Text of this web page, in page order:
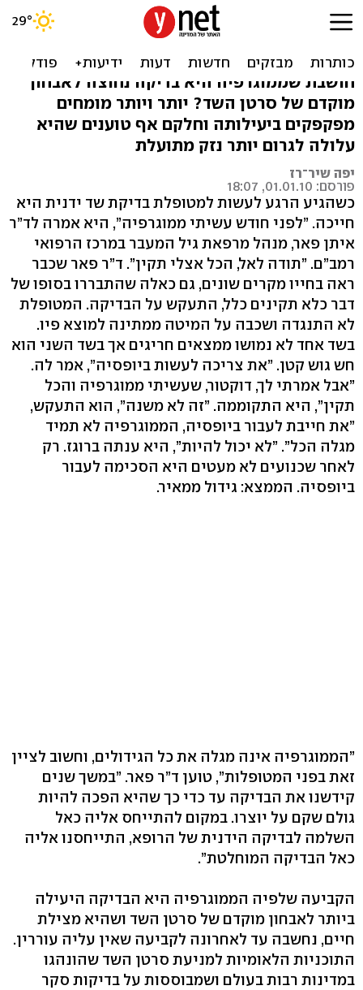
ממוגרפיה: בדיקה נחוצה או
מיותרת ואף מסוכנת?
חושבת שממוגרפיה היא בדיקה נחוצה לאבחון
מוקדם של סרטן השד? יותר ויותר מומחים
מפקפקים ביעילותה וחלקם אף טוענים שהיא
עלולה לגרום יותר נזק מתועלת
יפה שיר־רז
פורסם: 01.01.10, 18:07
כשהגיע הרגע לעשות למטופלת בדיקת שד ידנית היא
חייכה. ”לפני חודש עשיתי ממוגרפיה”, היא אמרה לד”ר
איתן פאר, מנהל מרפאת גיל המעבר במרכז הרפואי
רמב”ם. ”תודה לאל, הכל אצלי תקין”. ד”ר פאר שכבר
ראה בחייו מקרים שונים, גם כאלה שהתבררו בסופו של
דבר כלא תקינים כלל, התעקש על הבדיקה. המטופלת
לא התנגדה ושכבה על המיטה ממתינה למוצא פיו.
בשד אחד לא נמושו ממצאים חריגים אך בשד השני הוא
חש גוש קטן. ”את צריכה לעשות ביופסיה”, אמר לה.
”אבל אמרתי לך, דוקטור, שעשיתי ממוגרפיה והכל
תקין”, היא התקוממה. ”זה לא משנה”, הוא התעקש,
”את חייבת לעבור ביופסיה, הממוגרפיה לא תמיד
מגלה הכל”. ”לא יכול להיות”, היא ענתה ברוגז. רק
לאחר שכנועים לא מעטים היא הסכימה לעבור
ביופסיה. הממצא: גידול ממאיר.
”הממוגרפיה אינה מגלה את כל הגידולים, וחשוב לציין
זאת בפני המטופלות”, טוען ד”ר פאר. ”במשך שנים
קידשנו את הבדיקה עד כדי כך שהיא הפכה להיות
גולם שקם על יוצרו. במקום להתייחס אליה כאל
השלמה לבדיקה הידנית של הרופא, התייחסנו אליה
כאל הבדיקה המוחלטת”.
הקביעה שלפיה הממוגרפיה היא הבדיקה היעילה
ביותר לאבחון מוקדם של סרטן השד ושהיא מצילת
חיים, נחשבה עד לאחרונה לקביעה שאין עליה עוררין.
התוכניות הלאומיות למניעת סרטן השד שהונהגו
במדינות רבות בעולם ושמבוססות על בדיקות סקר